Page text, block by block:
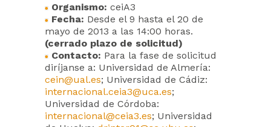
Organismo: ceiA3
Fecha: Desde el 9 hasta el 20 de
mayo de 2013 a las 14:00 horas.
(cerrado plazo de solicitud)
Contacto: Para la fase de solicitud
diríjanse a: Universidad de Almería:
cein@ual.es; Universidad de Cádiz:
internacional.ceia3@uca.es;
Universidad de Córdoba:
internacional@ceia3.es; Universidad